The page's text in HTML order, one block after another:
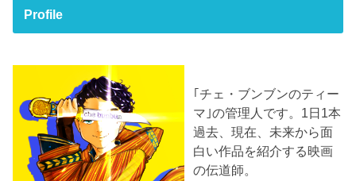
Profile
｢チェ・ブンブンのティー
マ｣の管理人です。1日1本
過去、現在、未来から面
白い作品を紹介する映画
の伝道師。